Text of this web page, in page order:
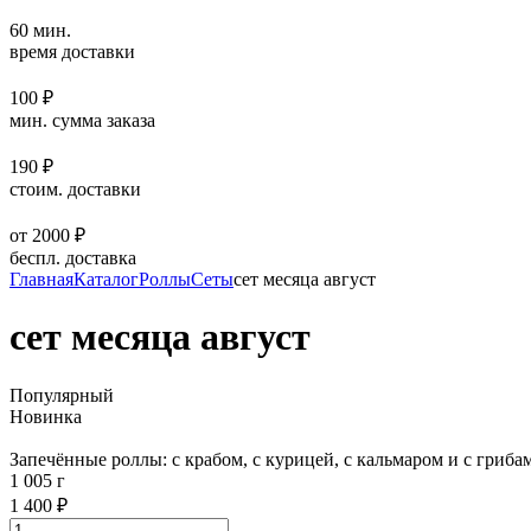
60 мин.
время доставки
100 ₽
мин. сумма заказа
190 ₽
стоим. доставки
от 2000 ₽
беспл. доставка
ГлавнаяКаталогРоллыСетысет месяца август
сет месяца август
Популярный
Новинка
Запечённые роллы: с крабом, с курицей, с кальмаром и с
1 005 г
1 400 ₽